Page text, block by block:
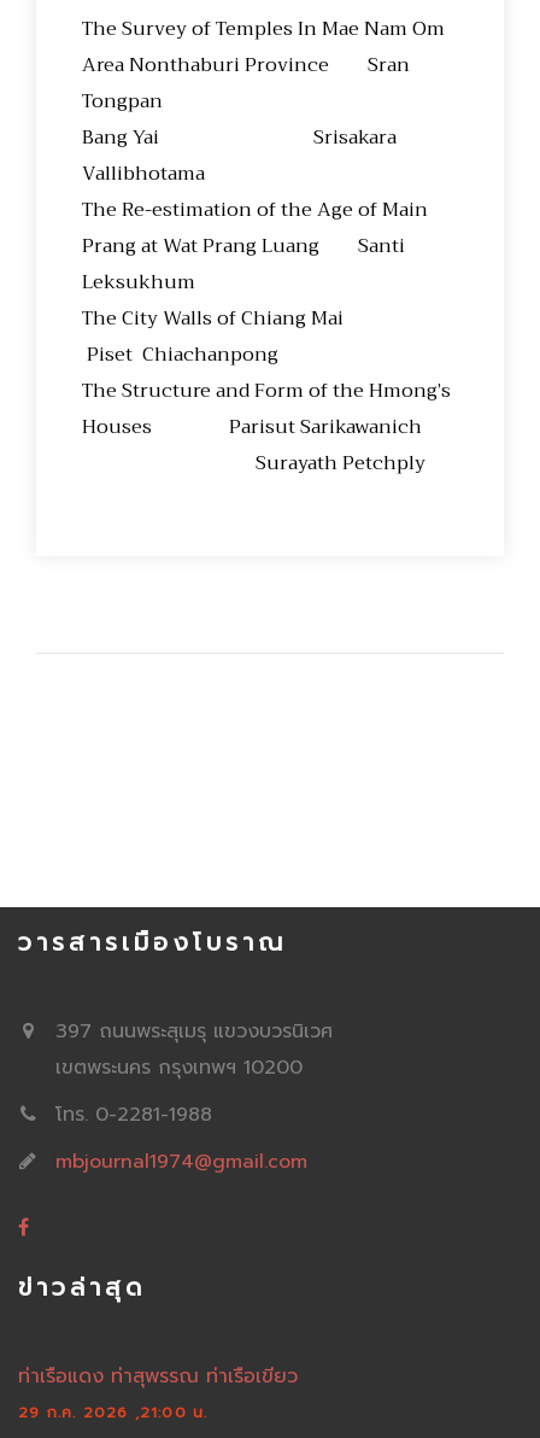
The Survey of Temples In Mae Nam Om
Area Nonthaburi Province Sran
Tongpan
Bang Yai Srisakara
Vallibhotama
The Re-estimation of the Age of Main
Prang at Wat Prang Luang Santi
Leksukhum
The City Walls of Chiang Mai
Piset Chiachanpong
The Structure and Form of the Hmong’s
Houses Parisut Sarikawanich
Surayath Petchply
วารสารเมืองโบราณ
397 ถนนพระสุเมรุ แขวงบวรนิเวศ
เขตพระนคร กรุงเทพฯ 10200
โทร. 0-2281-1988
mbjournal1974@gmail.com
ข่าวล่าสุด
ท่าเรือแดง ท่าสุพรรณ ท่าเรือเขียว
29 ก.ค. 2026 ,21:00 น.